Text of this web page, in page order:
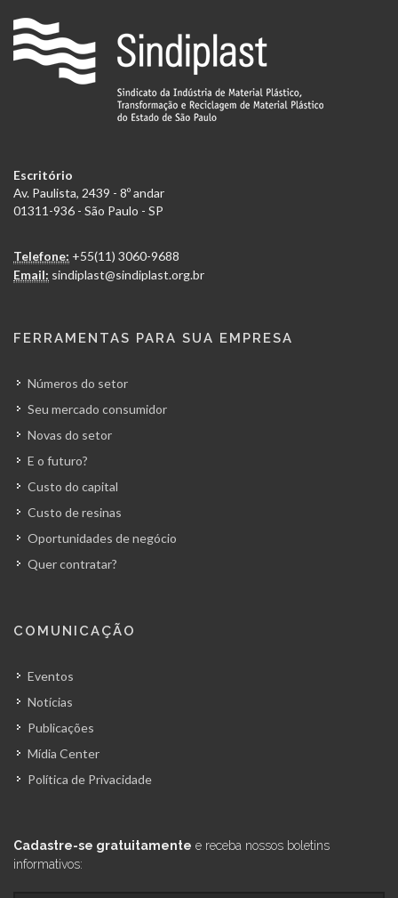
Escritório
Av. Paulista, 2439 - 8º andar
01311-936 - São Paulo - SP
Telefone: +55(11) 3060-9688
Email: sindiplast@sindiplast.org.br
FERRAMENTAS PARA SUA EMPRESA
Números do setor
Seu mercado consumidor
Novas do setor
E o futuro?
Custo do capital
Custo de resinas
Oportunidades de negócio
Quer contratar?
COMUNICAÇÃO
Eventos
Notícias
Publicações
Mídia Center
Política de Privacidade
Cadastre-se gratuitamente e receba nossos boletins
informativos: